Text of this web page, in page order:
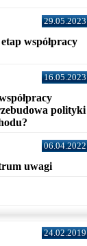
29.05.2023
współpracy
16.05.2023
polityki
06.04.2022
uwagi
24.02.2019